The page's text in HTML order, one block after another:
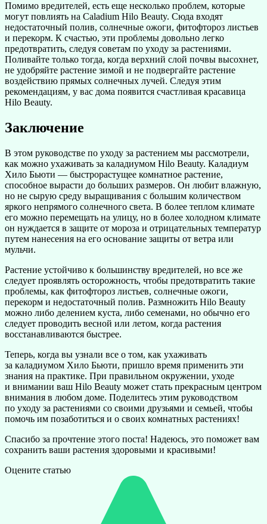
Помимо вредителей, есть еще несколько проблем, которые
могут повлиять на Caladium Hilo Beauty. Сюда входят
недостаточный полив, солнечные ожоги, фитофтороз листьев
и перекорм. К счастью, эти проблемы довольно легко
предотвратить, следуя советам по уходу за растениями.
Поливайте только тогда, когда верхний слой почвы высохнет,
не удобряйте растение зимой и не подвергайте растение
воздействию прямых солнечных лучей. Следуя этим
рекомендациям, у вас дома появится счастливая красавица
Hilo Beauty.
Заключение
В этом руководстве по уходу за растением мы рассмотрели,
как можно ухаживать за каладиумом Hilo Beauty. Каладиум
Хило Бьюти — быстрорастущее комнатное растение,
способное вырасти до больших размеров. Он любит влажную,
но не сырую среду выращивания с большим количеством
яркого непрямого солнечного света. В более теплом климате
его можно перемещать на улицу, но в более холодном климате
он нуждается в защите от мороза и отрицательных температур
путем нанесения на его основание защиты от ветра или
мульчи.
Растение устойчиво к большинству вредителей, но все же
следует проявлять осторожность, чтобы предотвратить такие
проблемы, как фитофтороз листьев, солнечные ожоги,
перекорм и недостаточный полив. Размножить Hilo Beauty
можно либо делением куста, либо семенами, но обычно его
следует проводить весной или летом, когда растения
восстанавливаются быстрее.
Теперь, когда вы узнали все о том, как ухаживать
за каладиумом Хило Бьюти, пришло время применить эти
знания на практике. При правильном окружении, уходе
и внимании ваш Hilo Beauty может стать прекрасным центром
внимания в любом доме. Поделитесь этим руководством
по уходу за растениями со своими друзьями и семьей, чтобы
помочь им позаботиться и о своих комнатных растениях!
Спасибо за прочтение этого поста! Надеюсь, это поможет вам
сохранить ваши растения здоровыми и красивыми!
Оцените статью